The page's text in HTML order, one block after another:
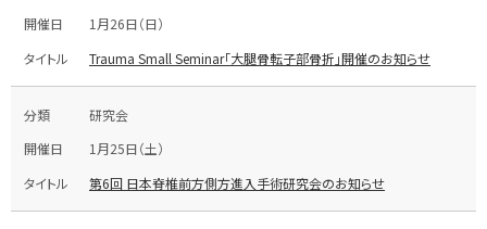
1月26日（日）
Trauma Small Seminar「大腿骨転子部骨折」開催のお知らせ
研究会
1月25日（土）
第6回 日本脊椎前方側方進入手術研究会のお知らせ